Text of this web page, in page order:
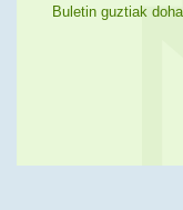
Buletin guztiak